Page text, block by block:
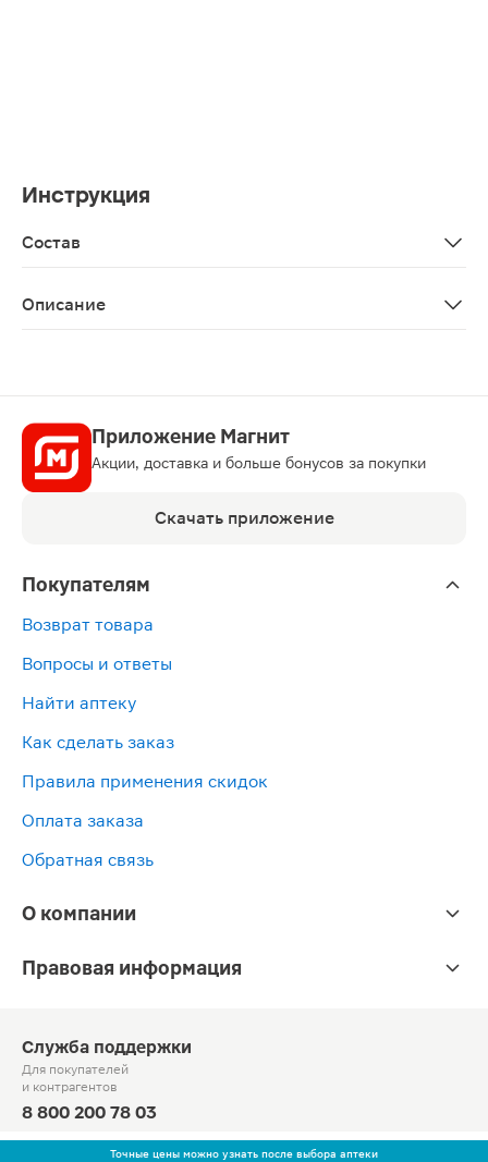
Точные цены можно узнать после выбора аптеки
Инструкция
Состав
Описание
Приложение Магнит
Акции, доставка и больше бонусов за покупки
Скачать приложение
Покупателям
Возврат товара
Вопросы и ответы
Найти аптеку
Как сделать заказ
Правила применения скидок
Оплата заказа
Обратная связь
О компании
Правовая информация
Служба поддержки
Для покупателей
и контрагентов
8 800 200 78 03
Круглосуточно, звонок по России бесплатный